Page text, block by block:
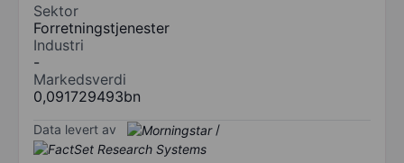
Sektor
Forretningstjenester
Industri
-
Markedsverdi
0,091729493bn
Data levert av /